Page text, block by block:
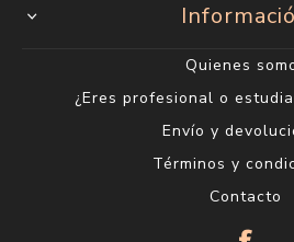
Quienes
¿Eres profesional o
Envío y
Términos y
Contacto